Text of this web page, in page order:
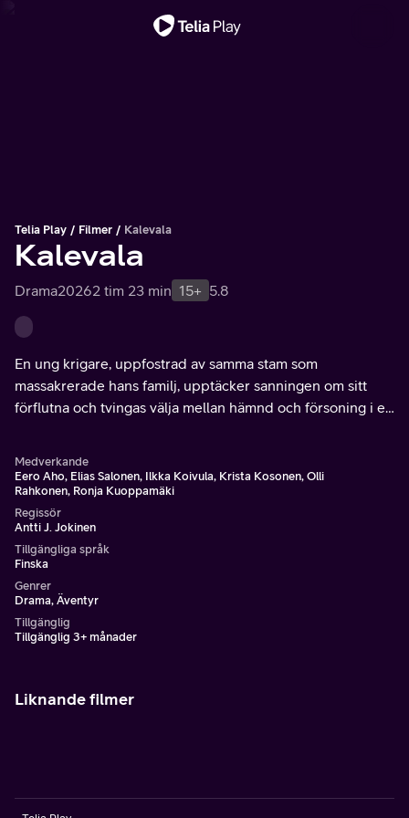
Telia Play Filmer Kalevala
Kalevala
Drama20262 tim 23 min 15+ 5.8
En ung krigare, uppfostrad av samma stam som
massakrerade hans familj, upptäcker sanningen om sitt
förflutna och tvingas välja mellan hämnd och försoning i en
Medverkande
Eero Aho, Elias Salonen, Ilkka Koivula, Krista Kosonen, Olli
Rahkonen, Ronja Kuoppamäki
Regissör
Antti J. Jokinen
Tillgängliga språk
Finska
Genrer
Drama, Äventyr
Tillgänglig
Tillgänglig 3+ månader
Liknande filmer